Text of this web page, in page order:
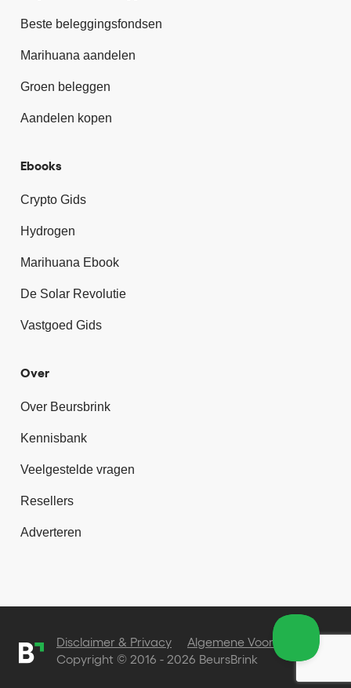
Beste beleggingsfondsen
Marihuana aandelen
Groen beleggen
Aandelen kopen
Ebooks
Crypto Gids
Hydrogen
Marihuana Ebook
De Solar Revolutie
Vastgoed Gids
Over
Over Beursbrink
Kennisbank
Veelgestelde vragen
Resellers
Adverteren
Copyright © 2016 - 2026 BeursBrink
Disclaimer & Privacy Algemene Voorwaarden